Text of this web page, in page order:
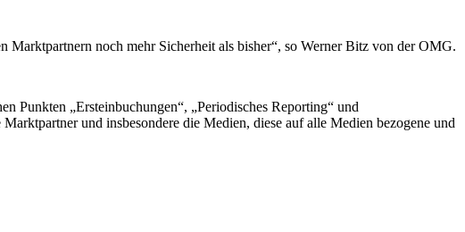
Marktpartnern noch mehr Sicherheit als bisher“, so Werner Bitz von der OMG.
Punkten „Ersteinbuchungen“, „Periodisches Reporting“ und
und insbesondere die Medien, diese auf alle Medien bezogene und